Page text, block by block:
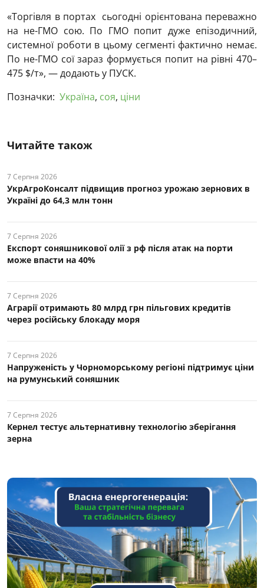
«Торгівля в портах сьогодні орієнтована переважно
на не-ГМО сою. По ГМО попит дуже епізодичний,
системної роботи в цьому сегменті фактично немає.
По не-ГМО сої зараз формується попит на рівні 470–
475 $/т», — додають у ПУСК.
Позначки: Україна, соя, ціни
Читайте також
7 Серпня 2026
УкрАгроКонсалт підвищив прогноз урожаю зернових в
Україні до 64,3 млн тонн
7 Серпня 2026
Експорт соняшникової олії з рф після атак на порти
може впасти на 40%
7 Серпня 2026
Аграрії отримають 80 млрд грн пільгових кредитів
через російську блокаду моря
7 Серпня 2026
Напруженість у Чорноморському регіоні підтримує ціни
на румунський соняшник
7 Серпня 2026
Кернел тестує альтернативну технологію зберігання
зерна